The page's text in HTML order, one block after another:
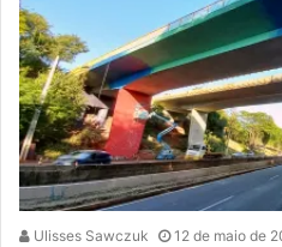
Ulisses Sawczuk 12 de maio de